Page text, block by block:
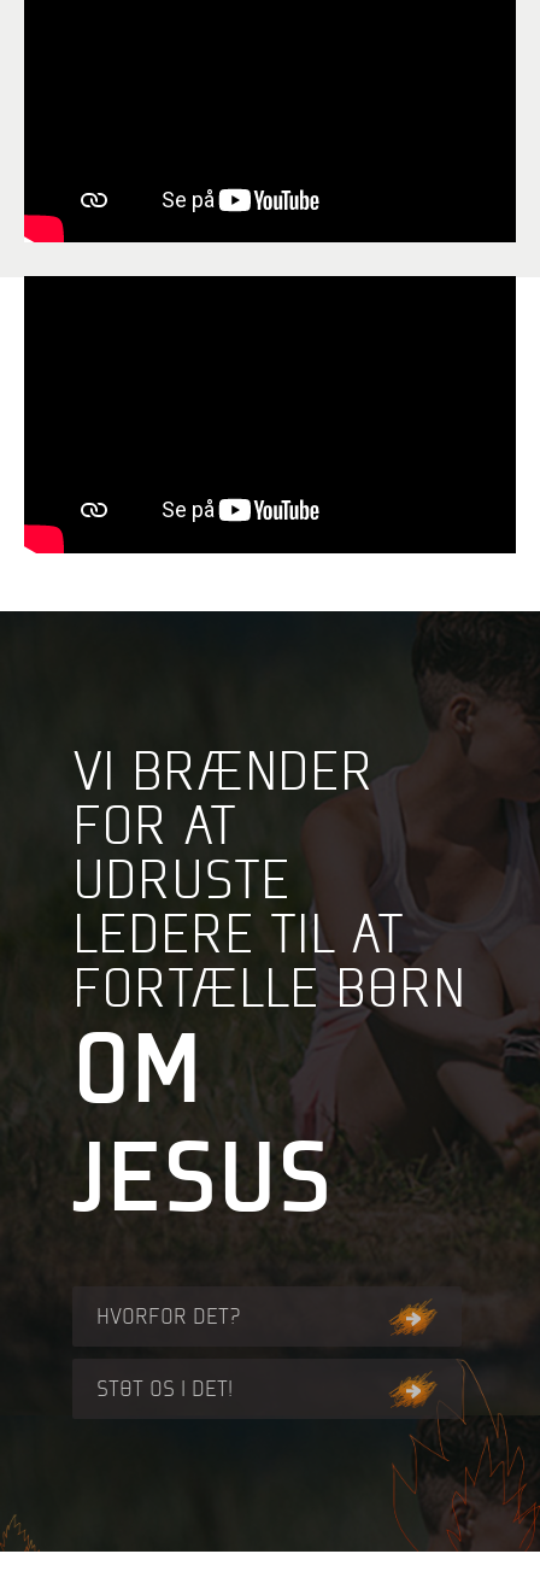
VI BRÆNDER
FOR AT
UDRUSTE
LEDERE TIL AT
FORTÆLLE BØRN
OM
JESUS
HVORFOR DET?
STØT OS I DET!